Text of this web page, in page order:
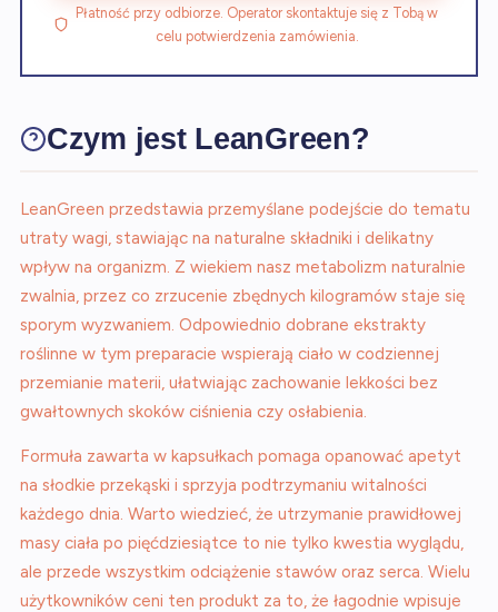
Płatność przy odbiorze. Operator skontaktuje się z Tobą w
celu potwierdzenia zamówienia.
Czym jest LeanGreen?
LeanGreen przedstawia przemyślane podejście do tematu
utraty wagi, stawiając na naturalne składniki i delikatny
wpływ na organizm. Z wiekiem nasz metabolizm naturalnie
zwalnia, przez co zrzucenie zbędnych kilogramów staje się
sporym wyzwaniem. Odpowiednio dobrane ekstrakty
roślinne w tym preparacie wspierają ciało w codziennej
przemianie materii, ułatwiając zachowanie lekkości bez
gwałtownych skoków ciśnienia czy osłabienia.
Formuła zawarta w kapsułkach pomaga opanować apetyt
na słodkie przekąski i sprzyja podtrzymaniu witalności
każdego dnia. Warto wiedzieć, że utrzymanie prawidłowej
masy ciała po pięćdziesiątce to nie tylko kwestia wyglądu,
ale przede wszystkim odciążenie stawów oraz serca. Wielu
użytkowników ceni ten produkt za to, że łagodnie wpisuje